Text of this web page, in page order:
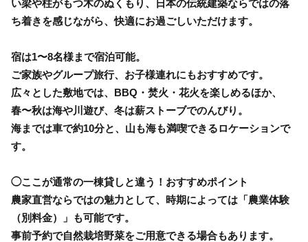
い梁や柱がもつ木のぬくもり、日本の伝統建築ならではの落
ち着きを感じながら、快適にお過ごしいただけます。
宿は1〜8名様まで宿泊可能。
ご家族やグループ旅行、お子様連れにもおすすめです。
広々とした敷地では、BBQ・焚火・花火を楽しめるほか、
春〜秋は海や川遊び、冬は薪ストーブでのんびり。
海までは車で約10分と、山も海も満喫できるロケーションで
す。
◯ここが通常の一棟貸しと違う！おすすめポイント
農家直営ならではの魅力として、時期によっては「農業体験
（別料金）」も可能です。
事前予約で自然栽培野菜をご用意できる場合もあります。